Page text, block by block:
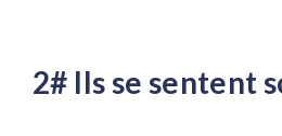
2# Ils se sentent